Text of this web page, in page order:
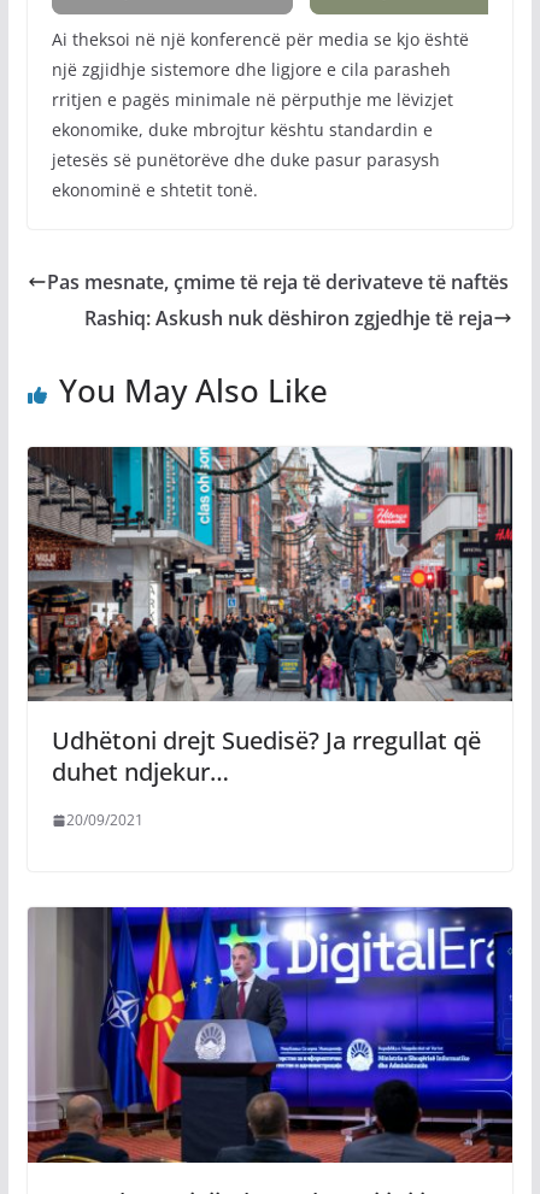
Ai theksoi në një konferencë për media se kjo është
një zgjidhje sistemore dhe ligjore e cila parasheh
rritjen e pagës minimale në përputhje me lëvizjet
ekonomike, duke mbrojtur kështu standardin e
jetesës së punëtorëve dhe duke pasur parasysh
ekonominë e shtetit tonë.
Pas mesnate, çmime të reja të derivateve të naftës
Rashiq: Askush nuk dëshiron zgjedhje të reja
You May Also Like
Udhëtoni drejt Suedisë? Ja rregullat që
duhet ndjekur…
20/09/2021